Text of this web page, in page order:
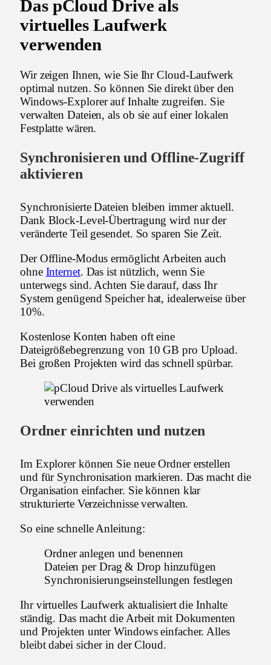
Das pCloud Drive als
virtuelles Laufwerk
verwenden
Wir zeigen Ihnen, wie Sie Ihr Cloud-Laufwerk
optimal nutzen. So können Sie direkt über den
Windows-Explorer auf Inhalte zugreifen. Sie
verwalten Dateien, als ob sie auf einer lokalen
Festplatte wären.
Synchronisieren und Offline-Zugriff
aktivieren
Synchronisierte Dateien bleiben immer aktuell.
Dank Block-Level-Übertragung wird nur der
veränderte Teil gesendet. So sparen Sie Zeit.
Der Offline-Modus ermöglicht Arbeiten auch
ohne Internet. Das ist nützlich, wenn Sie
unterwegs sind. Achten Sie darauf, dass Ihr
System genügend Speicher hat, idealerweise über
10%.
Kostenlose Konten haben oft eine
Dateigrößebegrenzung von 10 GB pro Upload.
Bei großen Projekten wird das schnell spürbar.
Ordner einrichten und nutzen
Im Explorer können Sie neue Ordner erstellen
und für Synchronisation markieren. Das macht die
Organisation einfacher. Sie können klar
strukturierte Verzeichnisse verwalten.
So eine schnelle Anleitung:
Ordner anlegen und benennen
Dateien per Drag & Drop hinzufügen
Synchronisierungseinstellungen festlegen
Ihr virtuelles Laufwerk aktualisiert die Inhalte
ständig. Das macht die Arbeit mit Dokumenten
und Projekten unter Windows einfacher. Alles
bleibt dabei sicher in der Cloud.